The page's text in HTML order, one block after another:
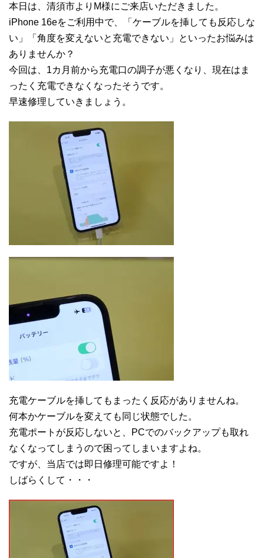
本日は、清須市よりM様にご来店いただきました。
iPhone 16eをご利用中で、「ケーブルを挿しても反応しな
い」「角度を変えないと充電できない」といったお悩みは
ありませんか？
今回は、1カ月前から充電口の調子が悪くなり、現在はま
ったく充電できなくなったそうです。
早速修理していきましょう。
充電ケーブルを挿してもまったく反応がありませんね。
何本かケーブルを変えても同じ状態でした。
充電ポートが反応しないと、PCでのバックアップも取れ
なくなってしまうので困ってしまいますよね。
ですが、当店では即日修理可能ですよ！
しばらくして・・・